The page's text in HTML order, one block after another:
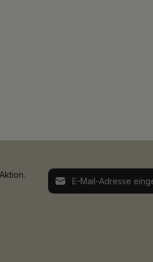
E-Mail-Adresse*